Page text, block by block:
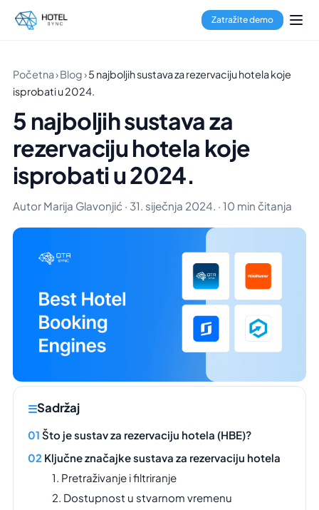
Zatražite demo
Početna›Blog›5 najboljih sustava za rezervaciju hotela koje
isprobati u 2024.
5 najboljih sustava za
rezervaciju hotela koje
isprobati u 2024.
Autor Marija Glavonjić · 31. siječnja 2024. · 10 min čitanja
Sadržaj
Što je sustav za rezervaciju hotela (HBE)?
Ključne značajke sustava za rezervaciju hotela
1. Pretraživanje i filtriranje
2. Dostupnost u stvarnom vremenu